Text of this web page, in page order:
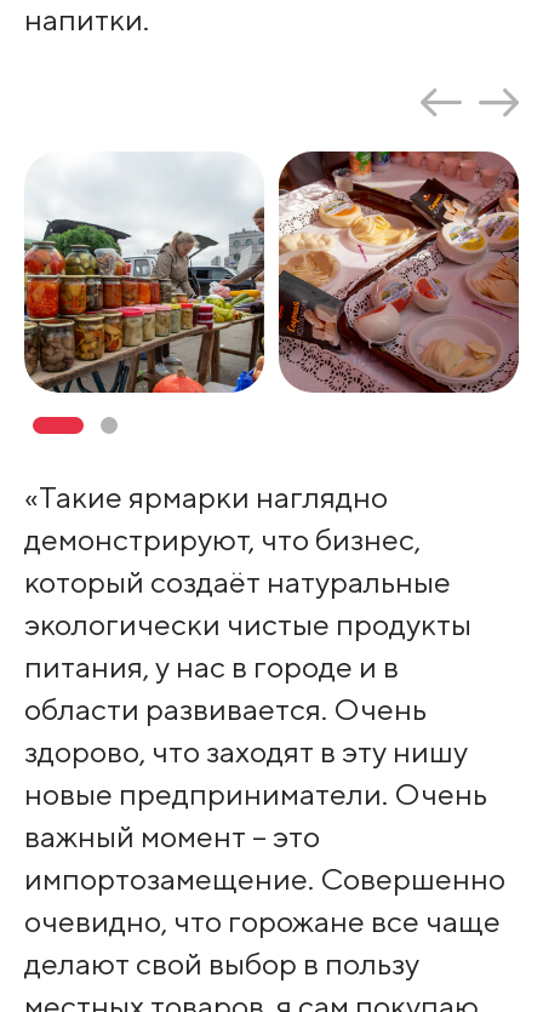
напитки.
«Такие ярмарки наглядно
демонстрируют, что бизнес,
который создаёт натуральные
экологически чистые продукты
питания, у нас в городе и в
области развивается. Очень
здорово, что заходят в эту нишу
новые предприниматели. Очень
важный момент – это
импортозамещение. Совершенно
очевидно, что горожане все чаще
делают свой выбор в пользу